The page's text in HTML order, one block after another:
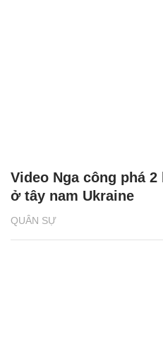
QUÂN SỰ
Video Nga công phá
ở tây nam Ukraine